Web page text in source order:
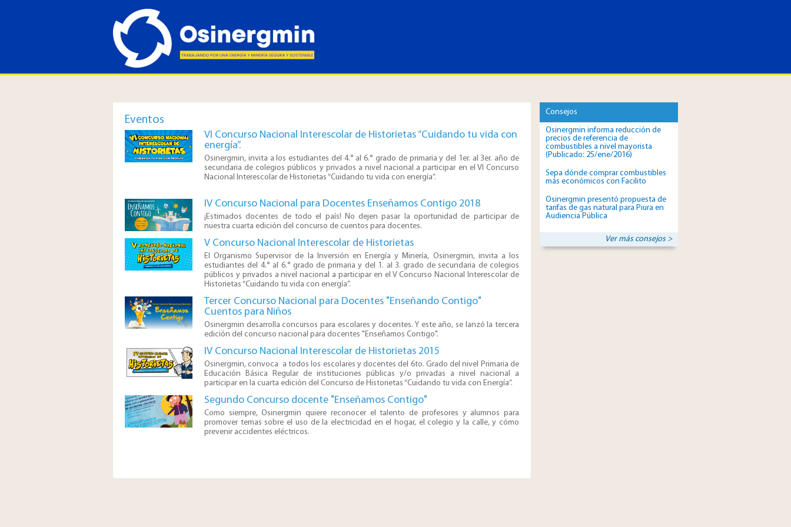
Eventos
VI Concurso Nacional Interescolar de Historietas “Cuidando tu vida con
energía”.
Osinergmin, invita a los estudiantes del 4.° al 6.° grado de primaria y del 1er. al 3er. año de
secundaria de colegios públicos y privados a nivel nacional a participar en el VI Concurso
Nacional Interescolar de Historietas “Cuidando tu vida con energía”.
IV Concurso Nacional para Docentes Enseñamos Contigo 2018
¡Estimados docentes de todo el país! No dejen pasar la oportunidad de participar de
nuestra cuarta edición del concurso de cuentos para docentes.
V Concurso Nacional Interescolar de Historietas
​El Organismo Supervisor de la Inversión en Energía y Minería, Osinergmin, invita a los
estudiantes del 4.° al 6.° grado de primaria y del 1. al 3. grado de secundaria de colegios
públicos y privados a nivel nacional a participar en el V Concurso Nacional Interescolar de
Historietas “Cuidando tu vida con energía”.
Tercer Concurso Nacional para Docentes "Enseñando Contigo"
Cuentos para Niños
​Osinergmin desarrolla concursos para escolares y docentes. Y este año, se lanzó la tercera
edición del concurso nacional para docentes "Enseñamos Contigo".
IV Concurso Nacional Interescolar de Historietas 2015
​​​​​​​​​Osinergmin, convoca a todos los escolares y docentes del 6to. Grado del nivel Primaria de
Educación Básica Regular de instituciones públicas y/o privadas a nivel nacional a
participar en la cuarta edición del Concurso de Historietas “Cuidando tu vida con Energía”.
Segundo Concurso docente "Enseñamos Contigo"
​​​​​​Como siempre, Osinergmin quiere reconocer el talento de profesores y alumnos para
promover temas sobre el uso de la electricidad en el hogar, el colegio y la calle, y cómo
prevenir accidentes eléctricos.
Consejos
Osinergmin informa reducción de
precios de referencia de
combustibles a nivel mayorista
(Publicado: 25/ene/2016)
Sepa dónde comprar combustibles
más económicos con Facilito
Osinergmin presentó propuesta de
tarifas de gas natural para Piura en
Audiencia Pública
Ver más consejos >